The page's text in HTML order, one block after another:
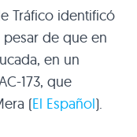
Tráfico identificó
de que en
en un
173, que
(El Español).